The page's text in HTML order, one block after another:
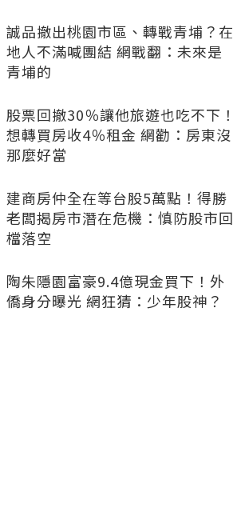
誠品撤出桃園市區、轉戰青埔？在
地人不滿喊團結 網戰翻：未來是
青埔的
股票回撤30％讓他旅遊也吃不下！
想轉買房收4％租金 網勸：房東沒
那麼好當
建商房仲全在等台股5萬點！得勝
老闆揭房市潛在危機：慎防股市回
檔落空
陶朱隱園富豪9.4億現金買下！外
僑身分曝光 網狂猜：少年股神？